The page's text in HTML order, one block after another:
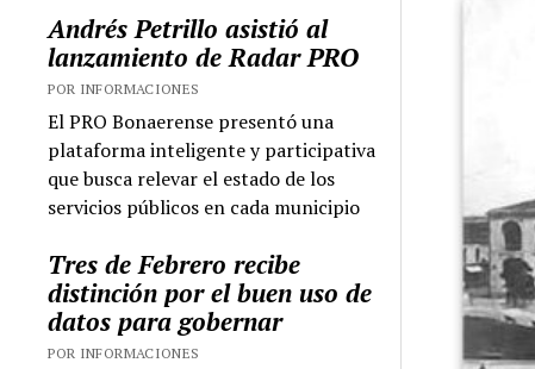
Andrés Petrillo asistió al
lanzamiento de Radar PRO
POR INFORMACIONES
El PRO Bonaerense presentó una
plataforma inteligente y participativa
que busca relevar el estado de los
servicios públicos en cada municipio
Tres de Febrero recibe
distinción por el buen uso de
datos para gobernar
POR INFORMACIONES